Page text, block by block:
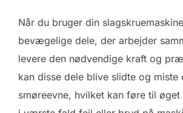
Når du bruger din
bevægelige dele, der arbejder
levere den nødvendige kraft og
kan disse dele blive slidte og miste
smøreevne, hvilket kan føre til